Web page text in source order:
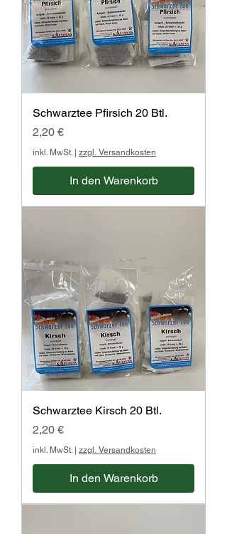
Schwarztee Pfirsich 20 Btl.
Preis
2,20 €
inkl. MwSt. | zzgl. Versandkosten
In den Warenkorb
Schwarztee Kirsch 20 Btl.
Preis
2,20 €
inkl. MwSt. | zzgl. Versandkosten
In den Warenkorb